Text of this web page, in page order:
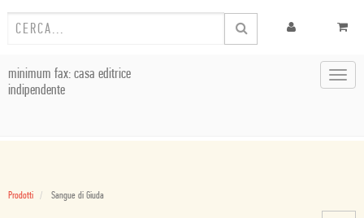
minimum fax: casa editrice
indipendente
Prodotti Sangue di Giuda